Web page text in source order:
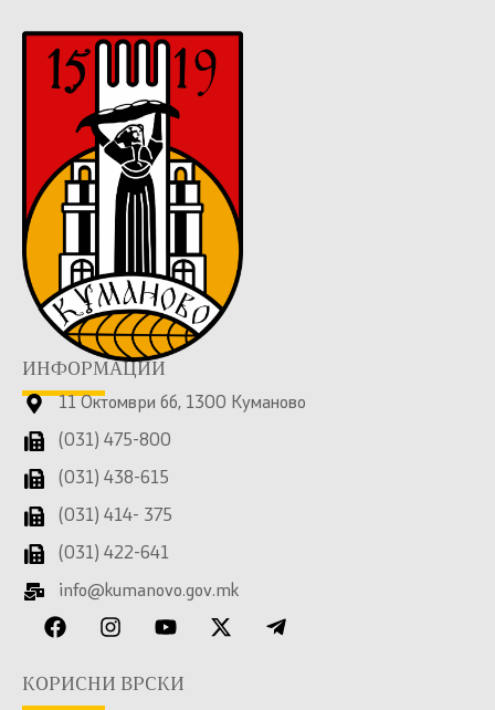
ИНФОРМАЦИИ
11 Октомври бб, 1300 Куманово
(031) 475-800
(031) 438-615
(031) 414- 375
(031) 422-641
info@kumanovo.gov.mk
КОРИСНИ ВРСКИ